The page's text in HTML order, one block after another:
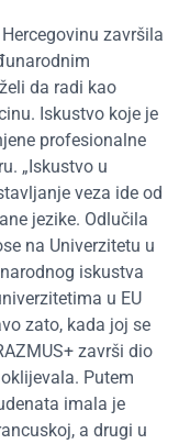
završila
da radi kao
Iskustvo koje je
profesionalne
„Iskustvo u
veza ide od
jezike. Odlučila
na Univerzitetu u
iskustva
u EU
zato, kada joj se
završi dio
Putem
imala je
a drugi u